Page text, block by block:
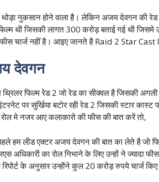
नुकसान होने वाला है। लेकिन अजय देवगन की रेड
थी जिसकी लागत 300 करोड़ बताई गई थी जिसमे
फीस चार्ज नहीं है। आइए जानते है Raid 2 Star Cast
देवगन
थ्रिलर फिल्म रेड 2 जो रेड का सीक्वल है जिसकी
पर सुर्खिया बटोर रही रेड 2 जिसकी स्टार
मे नजर आए कलाकारो की फीस की बात करें तो,
हम लीड एक्टर अजय देवगन की बात का लेते है जो
अधिकारी का रोल निभाने के लिए उन्हों ने ज्यादा
रिपोर्ट के अनुसार उन्होंने कुल 20 करोड़ रुपये चार्ज